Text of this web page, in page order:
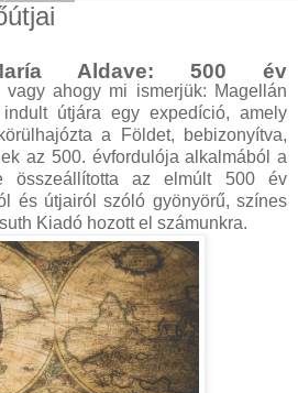
Aldave: 500 év
ahogy mi ismerjük: Magellán
útjára egy expedíció, amely
a Földet, bebizonyítva,
az 500. évfordulója alkalmából a
összeállította az elmúlt 500 év
és útjairól szóló gyönyörű, színes
Kiadó hozott el számunkra.